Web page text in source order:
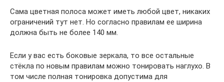
Сама цветная полоса может иметь любой цвет, никаких
ограничений тут нет. Но согласно правилам ее ширина
должна быть не более 140 мм.
Если у вас есть боковые зеркала, то все остальные
стёкла по новым правилам можно тонировать наглухо. В
том числе полная тонировка допустима для